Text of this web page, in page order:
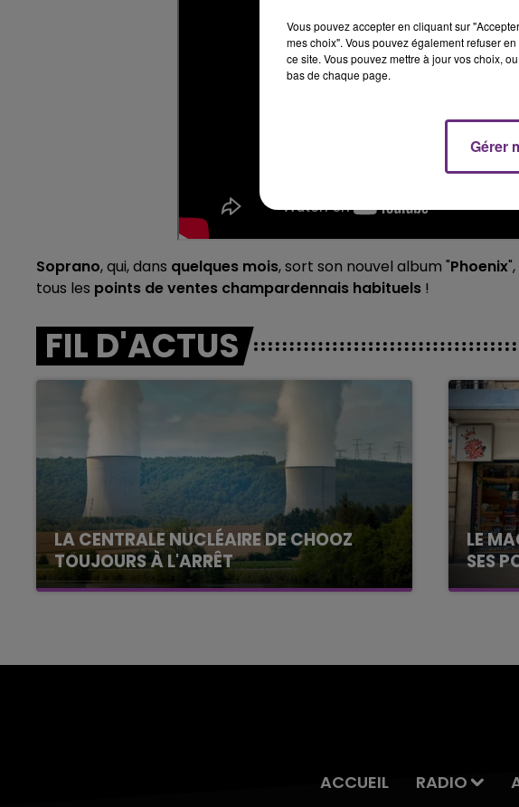
Soprano, qui, dans quelques mois, sort son nouvel album "Phoenix
tous les points de ventes champardennais habituels !
FIL D'ACTUS
LA CENTRALE NUCLÉAIRE DE CHOOZ
TOUJOURS À L'ARRÊT
Cela fait déjà une semaine que la centrale
LE
SES
C'était
Le Week-end Champagne FM
ACCUEIL RADIO
Vous pouvez accepter en cliquant sur
mes choix". Vous pouvez également refuser
ce site. Vous pouvez mettre à jour vos choix,
bas de chaque page.
Gérer